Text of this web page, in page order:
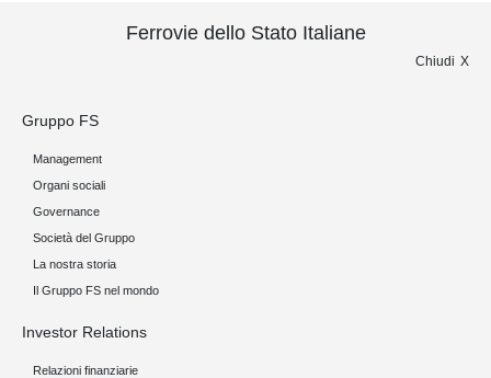
Ferrovie dello Stato Italiane
Chiudi
Gruppo FS
Management
Organi sociali
Governance
Società del Gruppo
La nostra storia
Il Gruppo FS nel mondo
Investor Relations
Relazioni finanziarie